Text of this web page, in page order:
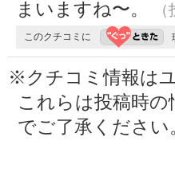
まいますね〜。
このクチコミに
※クチコミ情報は
これらは投稿時
でご了承ください